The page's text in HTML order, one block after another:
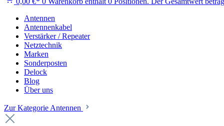
Antennen
Antennenkabel
Verstärker / Repeater
Netztechnik
Marken
Sonderposten
Delock
Blog
Über uns
Zur Kategorie Antennen